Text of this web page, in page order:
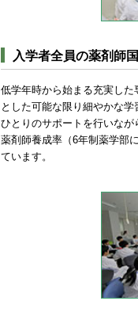
入学者全員の薬剤師
低学年時から始まる充実し
とした可能な限り細やかな
ひとりのサポートを行いな
薬剤師養成率（6年制薬学部
ています。